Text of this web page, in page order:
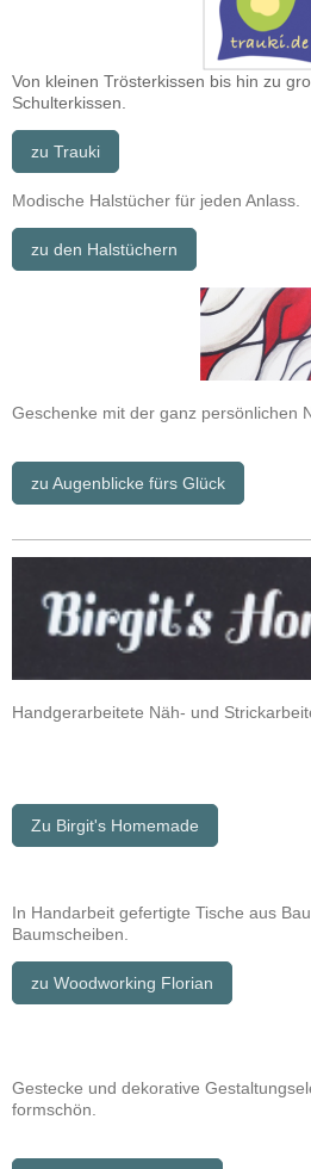
Von kleinen Trösterkissen bis hin zu
Schulterkissen.
zu Trauki
Modische Halstücher für jeden Anlass.
zu den Halstüchern
Geschenke mit der ganz persönlichen
zu Augenblicke fürs Glück
Handgerarbeitete Näh- und
Zu Birgit's Homemade
In Handarbeit gefertigte Tische aus
Baumscheiben.
zu Woodworking Florian
Gestecke und dekorative
formschön.